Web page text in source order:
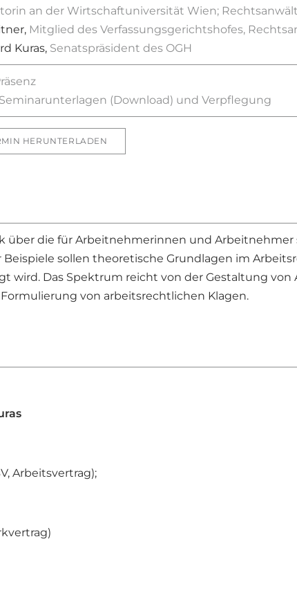
an der Wirtschaftuniversität Wien;
Mitglied des Verfassungsgerichtshofes,
Kuras, Senatspräsident des OGH
(Download) und Verpflegung
HERUNTERLADEN
über die für Arbeitnehmerinnen und
sollen theoretische Grundlagen im
wird. Das Spektrum reicht von der Gestaltung
von arbeitsrechtlichen Klagen.
Arbeitsvertrag);